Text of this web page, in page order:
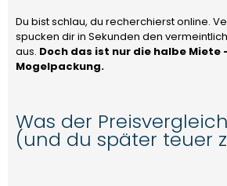
Du bist schlau, du recherchierst online.
spucken dir in Sekunden den
aus. Doch das ist nur die halbe Miete
Mogelpackung.
Was der
(und du später teuer